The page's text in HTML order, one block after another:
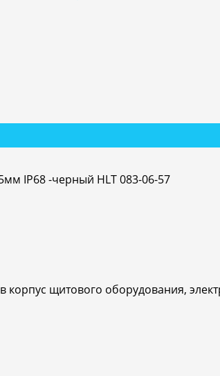
IP68 -черный HLT 083-06-57
щитового оборудования,